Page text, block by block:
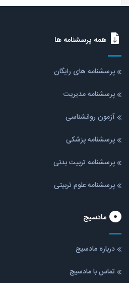
همه پرسشنامه ها
پرسشنامه های رایگان
پرسشنامه مدیریت
آزمون روانشناسی
پرسشنامه پزشکی
پرسشنامه تربیت بدنی
پرسشنامه علوم تربیتی
مادسیج
درباره مادسیج
تماس با مادسیج